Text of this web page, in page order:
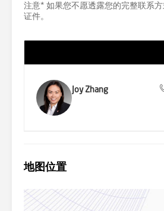
注意* 如果您不愿透露您的完整联系
证件。
Joy Zhang
地图位置